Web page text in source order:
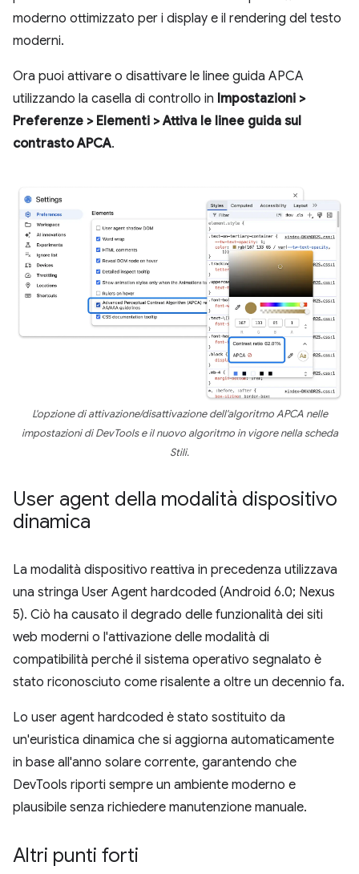
moderno ottimizzato per i display e il rendering del testo
moderni.
Ora puoi attivare o disattivare le linee guida APCA
utilizzando la casella di controllo in Impostazioni >
Preferenze > Elementi > Attiva le linee guida sul
contrasto APCA.
L'opzione di attivazione/disattivazione dell'algoritmo APCA nelle
impostazioni di DevTools e il nuovo algoritmo in vigore nella scheda
Stili.
User agent della modalità dispositivo
dinamica
La modalità dispositivo reattiva in precedenza utilizzava
una stringa User Agent hardcoded (Android 6.0; Nexus
5). Ciò ha causato il degrado delle funzionalità dei siti
web moderni o l'attivazione delle modalità di
compatibilità perché il sistema operativo segnalato è
stato riconosciuto come risalente a oltre un decennio fa.
Lo user agent hardcoded è stato sostituito da
un'euristica dinamica che si aggiorna automaticamente
in base all'anno solare corrente, garantendo che
DevTools riporti sempre un ambiente moderno e
plausibile senza richiedere manutenzione manuale.
Altri punti forti